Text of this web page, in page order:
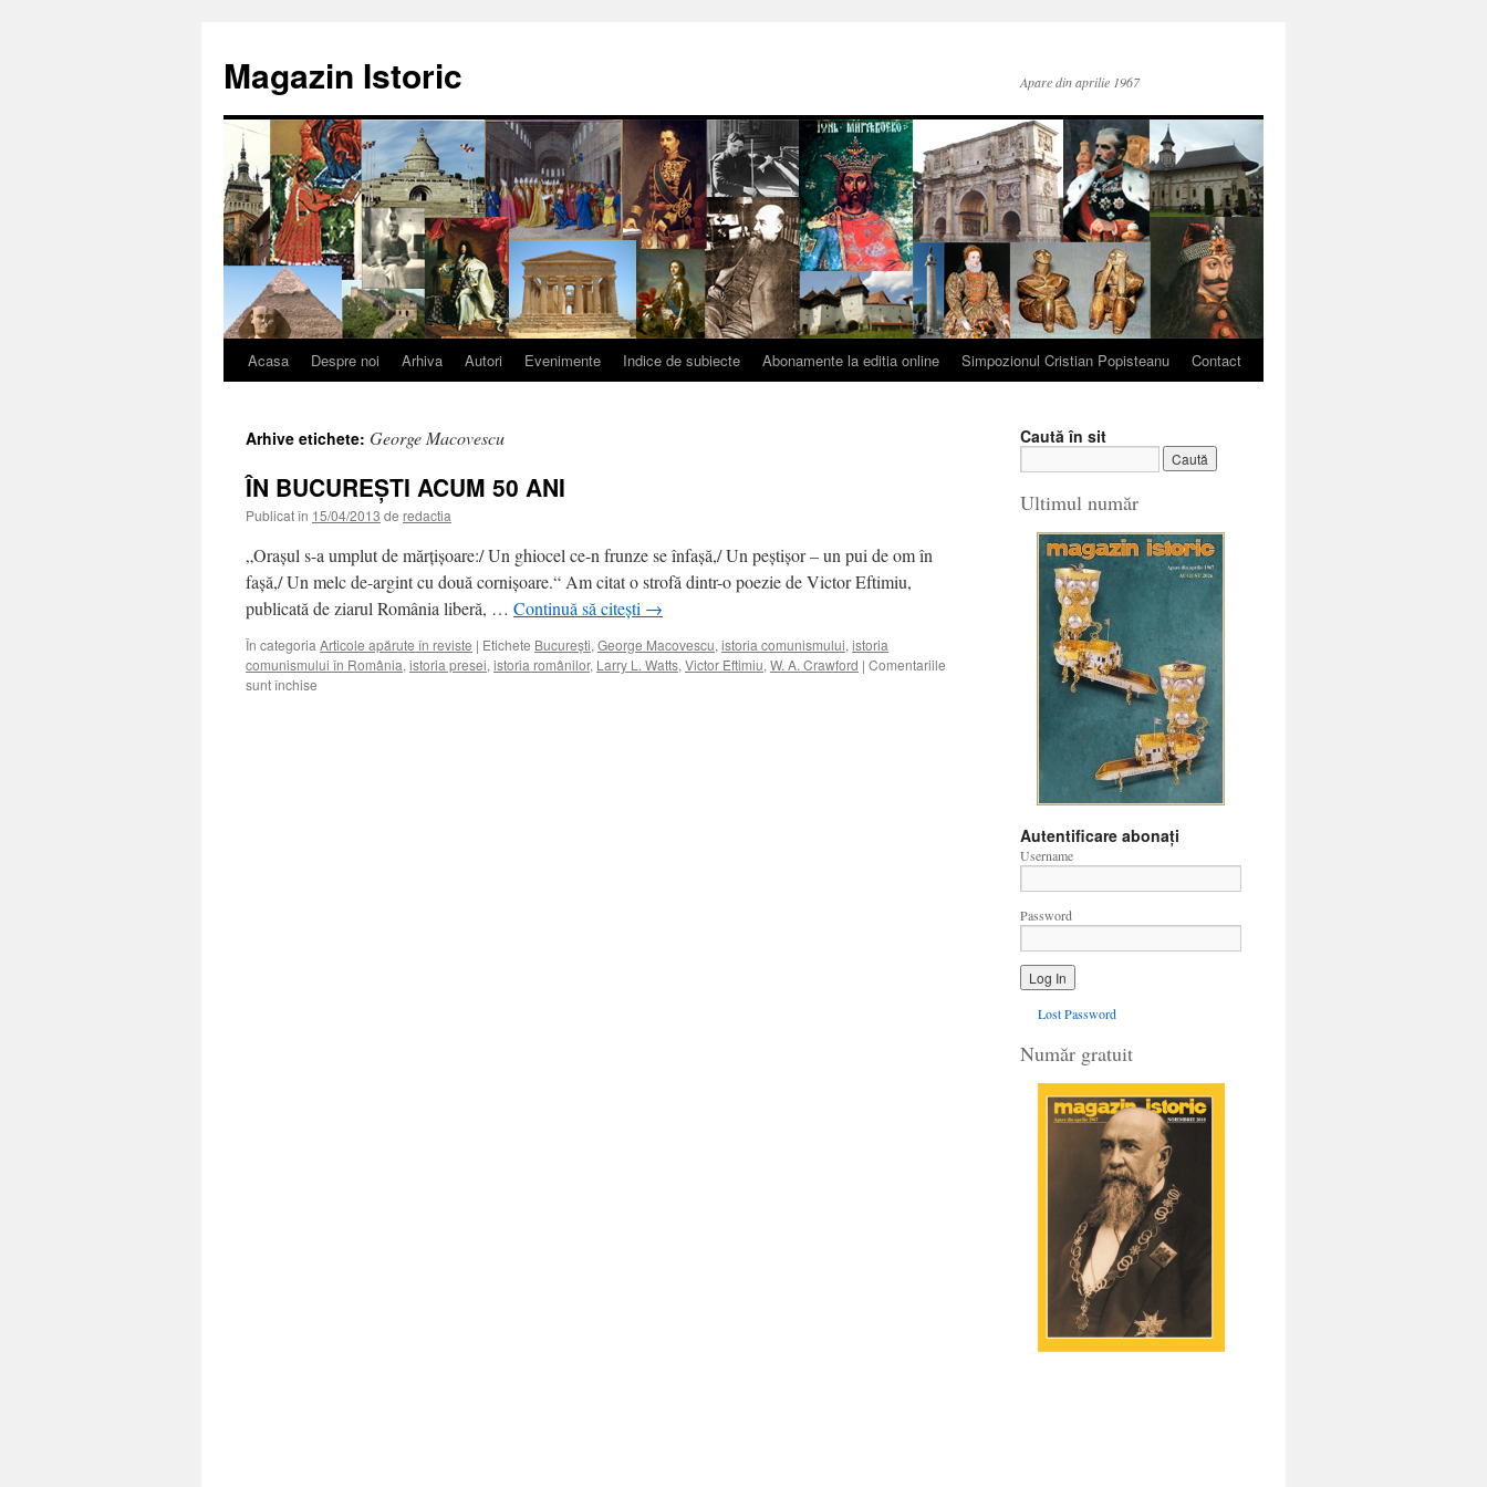
conținut
Magazin Istoric Apare din aprilie 1967
Acasa Despre noi Arhiva Autori Evenimente Indice de subiecte Abonamente la editia online Simpozionul Cristian Popisteanu Contact
Arhive etichete: George Macovescu
ÎN BUCUREŞTI ACUM 50 ANI
Publicat în 15/04/2013 de redactia
„Oraşul s-a umplut de mărţişoare:/ Un ghiocel ce-n frunze se înfaşă,/ Un peştişor – un pui de om în
faşă,/ Un melc de-argint cu două cornişoare.“ Am citat o strofă dintr-o poezie de Victor Eftimiu,
publicată de ziarul România liberă, … Continuă să citești →
În categoria Articole apărute în reviste | Etichete Bucureşti, George Macovescu, istoria comunismului, istoria
comunismului în România, istoria presei, istoria românilor, Larry L. Watts, Victor Eftimiu, W. A. Crawford | Comentariile
sunt închise
Caută în sit
Ultimul număr
Autentificare abonați
Username
Password
Lost Password
Număr gratuit